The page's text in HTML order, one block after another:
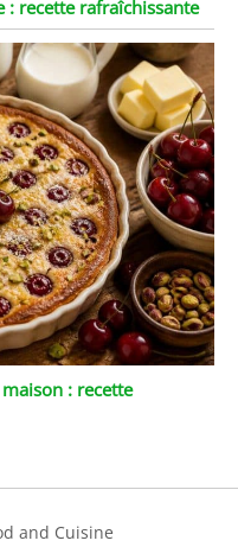
: recette rafraîchissante
: recette
and Cuisine